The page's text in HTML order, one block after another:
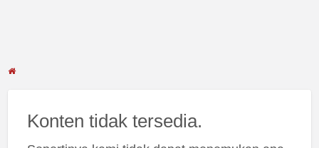
Konten tidak tersedia.